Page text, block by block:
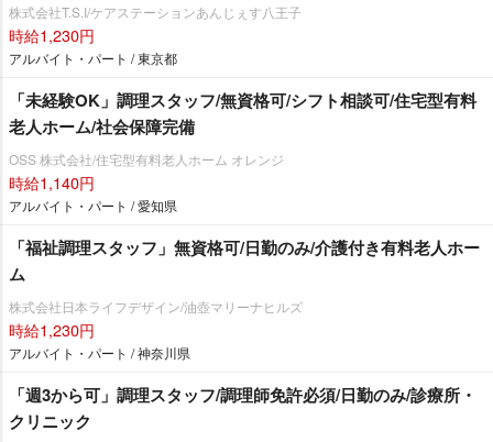
株式会社T.S.I/ケアステーションあんじぇす八王子
時給1,230円
アルバイト・パート / 東京都
「未経験OK」調理スタッフ/無資格可/シフト相談可/住宅型有料
老人ホーム/社会保障完備
OSS 株式会社/住宅型有料老人ホーム オレンジ
時給1,140円
アルバイト・パート / 愛知県
「福祉調理スタッフ」無資格可/日勤のみ/介護付き有料老人ホー
ム
株式会社日本ライフデザイン/油壺マリーナヒルズ
時給1,230円
アルバイト・パート / 神奈川県
「週3から可」調理スタッフ/調理師免許必須/日勤のみ/診療所・
クリニック